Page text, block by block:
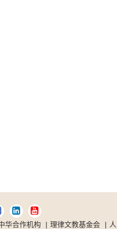
华合作机构 理律文教基金会